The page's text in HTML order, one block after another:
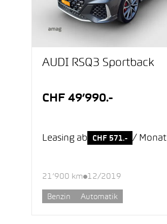
AUDI RSQ3 Sportback
CHF 49’990.-
Leasing ab CHF 571.- / Monat
21’900 km 12/2019
Benzin Automatik